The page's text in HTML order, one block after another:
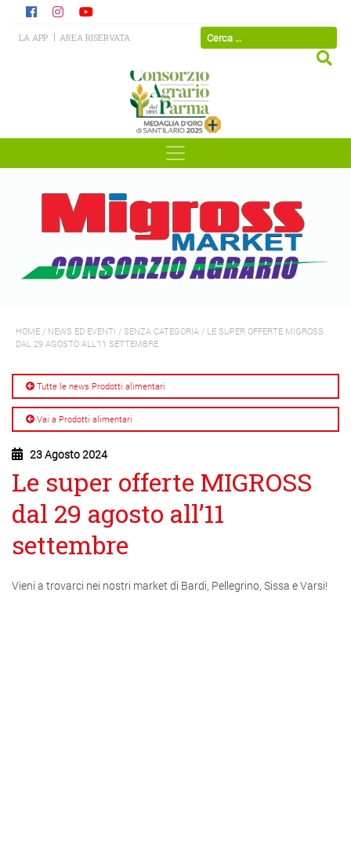
LA APP AREA RISERVATA
HOME / NEWS ED EVENTI / SENZA CATEGORIA / LE SUPER OFFERTE MIGROSS
DAL 29 AGOSTO ALL’11 SETTEMBRE
Tutte le news Prodotti alimentari
Vai a Prodotti alimentari
23 Agosto 2024
Le super offerte MIGROSS
dal 29 agosto all’11
settembre
Vieni a trovarci nei nostri market di Bardi, Pellegrino, Sissa e Varsi!